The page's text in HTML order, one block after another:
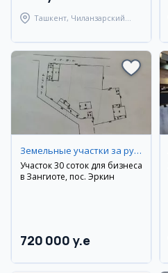
Ташкент, Чиланзарский
Земельные участки за рубежом
Участок 30 соток для бизнеса
в Зангиоте, пос. Эркин
720 000 y.e